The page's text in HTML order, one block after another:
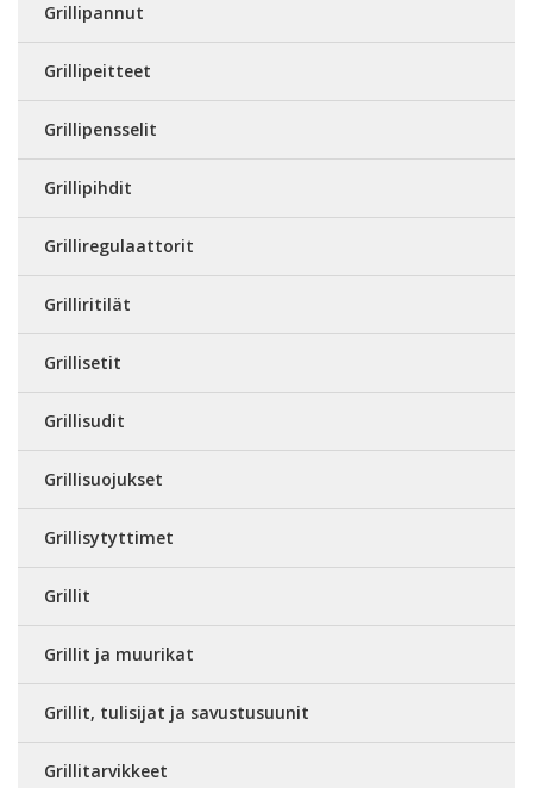
Grillipannut
Grillipeitteet
Grillipensselit
Grillipihdit
Grilliregulaattorit
Grilliritilät
Grillisetit
Grillisudit
Grillisuojukset
Grillisytyttimet
Grillit
Grillit ja muurikat
Grillit, tulisijat ja savustusuunit
Grillitarvikkeet